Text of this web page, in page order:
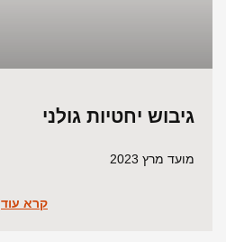
גיבוש יחטיות גולני
מועד מרץ 2023
קרא עוד